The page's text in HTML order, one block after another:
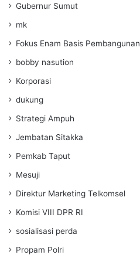
Gubernur Sumut
mk
Fokus Enam Basis Pembangunan
bobby nasution
Korporasi
dukung
Strategi Ampuh
Jembatan Sitakka
Pemkab Taput
Mesuji
Direktur Marketing Telkomsel
Komisi VIII DPR RI
sosialisasi perda
Propam Polri